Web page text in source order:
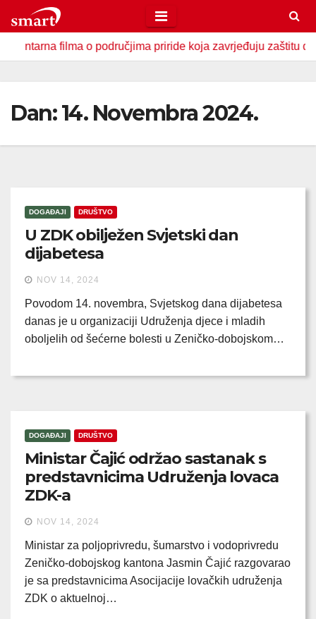
to
contentfilma o područjima priride koja zavrjeđuju zaštitu države
Dan:14. Novembra 2024.
DOGAĐAJI DRUŠTVO
U ZDK obilježen Svjetski dan
dijabetesa
NOV 14, 2024
Povodom 14. novembra, Svjetskog dana dijabetesa
danas je u organizaciji Udruženja djece i mladih
oboljelih od šećerne bolesti u Zeničko-dobojskom…
DOGAĐAJI DRUŠTVO
Ministar Čajić održao sastanak s
predstavnicima Udruženja lovaca
ZDK-a
NOV 14, 2024
Ministar za poljoprivredu, šumarstvo i vodoprivredu
Zeničko-dobojskog kantona Jasmin Čajić razgovarao
je sa predstavnicima Asocijacije lovačkih udruženja
ZDK o aktuelnoj…